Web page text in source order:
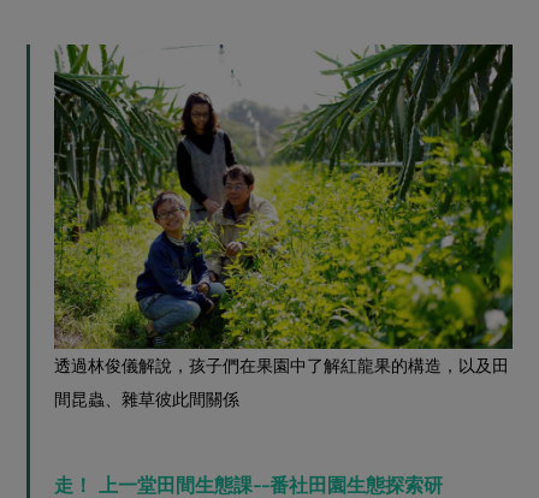
透過林俊儀解說，孩子們在果園中了解紅龍果的構造，以及田
間昆蟲、雜草彼此間關係
走！ 上一堂田間生態課--番社田園生態探索研